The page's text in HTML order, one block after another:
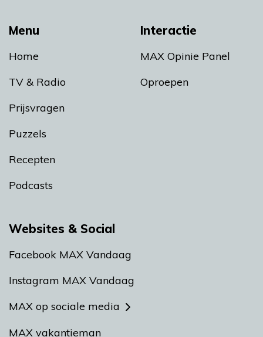
Menu
Home
TV & Radio
Prijsvragen
Puzzels
Recepten
Podcasts
Interactie
MAX Opinie Panel
Oproepen
Websites & Social
Facebook MAX Vandaag
Instagram MAX Vandaag
MAX op sociale media
MAX vakantieman